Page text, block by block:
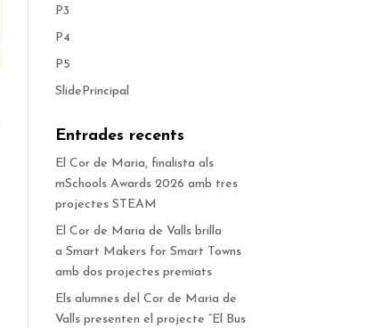
P3
P4
P5
SlidePrincipal
Entrades recents
El Cor de Maria, finalista als
mSchools Awards 2026 amb tres
projectes STEAM
El Cor de Maria de Valls brilla
a Smart Makers for Smart Towns
amb dos projectes premiats
Els alumnes del Cor de Maria de
Valls presenten el projecte “El Bus